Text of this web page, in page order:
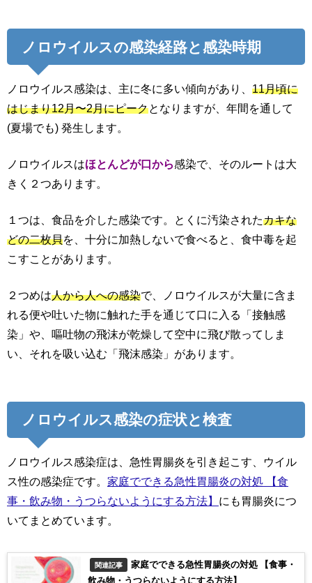
ノロウイルスの感染経路と感染時期
ノロウイルス感染は、主に冬に多い傾向があり、 11月頃に
はじまり12月〜2月にピークとなりますが、年間を通して
(夏場でも) 発生します。
ノロウイルスはほとんどが口から感染で、そのルートは大
きく２つあります。
１つは、食品を介した感染です。とくに汚染されたカキな
どの二枚貝を、十分に加熱しないで食べると、食中毒を起
こすことがあります。
２つめは人から人への感染で、ノロウイルスが大量に含ま
れる便や吐いた物に触れた手を通じて口に入る「接触感
染」や、嘔吐物の飛沫が乾燥して空中に飛び散ってしま
い、それを吸い込む「飛沫感染」があります。
ノロウイルス感染の症状と検査
ノロウイルス感染症は、急性胃腸炎を引き起こす、ウイル
ス性の感染症です。 家庭でできる急性胃腸炎の対処 【食
事・飲み物・うつらないようにする方法】 にも胃腸炎につ
いてまとめています。
関連記事
家庭でできる急性胃腸炎の対処 【食事・
飲み物・うつらないようにする方法】